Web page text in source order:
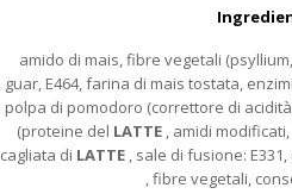
amido di mais, fibre vegetali
guar, E464, farina di mais tostata,
polpa di pomodoro (correttore di
(proteine del LATTE, amidi
cagliata di LATTE , sale di fusione:
, fibre vegetali,